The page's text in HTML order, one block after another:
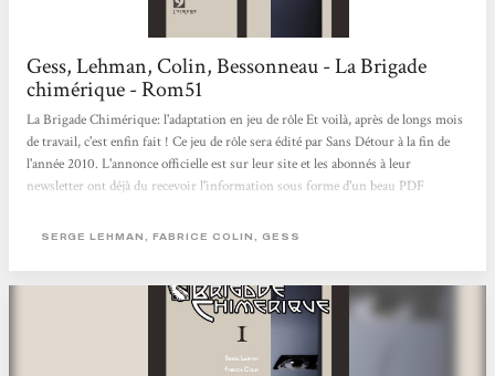
Gess, Lehman, Colin, Bessonneau - La Brigade
chimérique - Rom51
La Brigade Chimérique: l'adaptation en jeu de rôle Et voilà, après de longs mois
de travail, c'est enfin fait ! Ce jeu de rôle sera édité par Sans Détour à la fin de
l'année 2010. L'annonce officielle est sur leur site et les abonnés à leur
newsletter ont déjà du recevoir l'information sous forme d'un beau PDF
plusieurs personnes : - Tout d'abord les auteurs de la BD eux-même (alias le
SERGE LEHMAN, FABRICE COLIN, GESS